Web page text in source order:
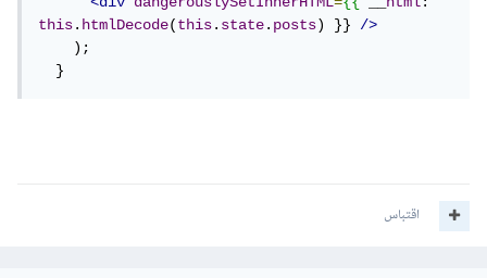
this.htmlDecode(this.state.posts) }} />
    );
  }
اقتباس